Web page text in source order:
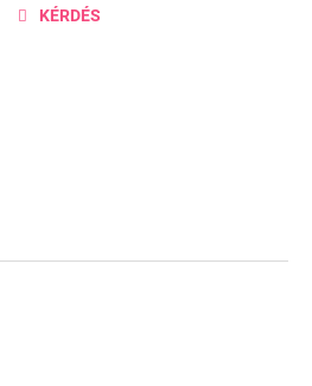
KÉRDÉS